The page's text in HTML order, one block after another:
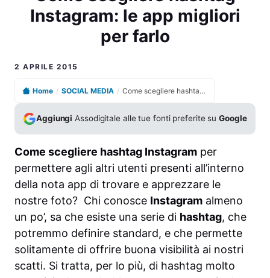
Instagram: le app migliori
per farlo
2 APRILE 2015
Home / SOCIAL MEDIA / Come scegliere hashtag Instagram: le app migliori per farlo
Aggiungi Assodigitale alle tue fonti preferite suGoogle
Come scegliere hashtag Instagram per
permettere agli altri utenti presenti all’interno
della nota app di trovare e apprezzare le
nostre foto? Chi conosce Instagram almeno
un po’, sa che esiste una serie di hashtag, che
potremmo definire standard, e che permette
solitamente di offrire buona visibilità ai nostri
scatti. Si tratta, per lo più, di hashtag molto